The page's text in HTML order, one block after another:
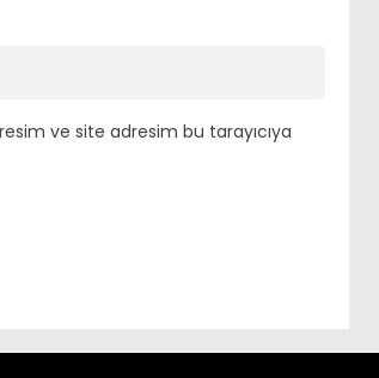
ve site adresim bu tarayıcıya